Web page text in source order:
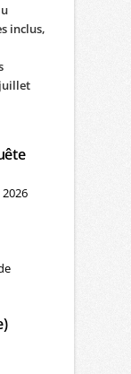
inclus,